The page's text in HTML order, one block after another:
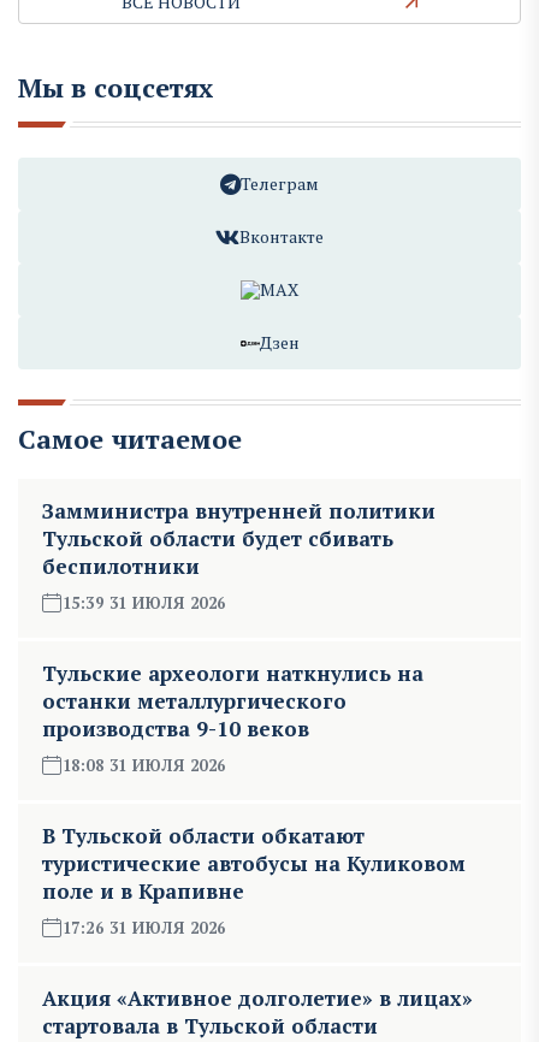
Мы в соцсетях
Телеграм
Вконтакте
MAX
Дзен
Самое читаемое
Замминистра внутренней политики
Тульской области будет сбивать
беспилотники
15:39 31 ИЮЛЯ 2026
Тульские археологи наткнулись на
останки металлургического
производства 9-10 веков
18:08 31 ИЮЛЯ 2026
В Тульской области обкатают
туристические автобусы на Куликовом
поле и в Крапивне
17:26 31 ИЮЛЯ 2026
Акция «Активное долголетие» в лицах»
стартовала в Тульской области